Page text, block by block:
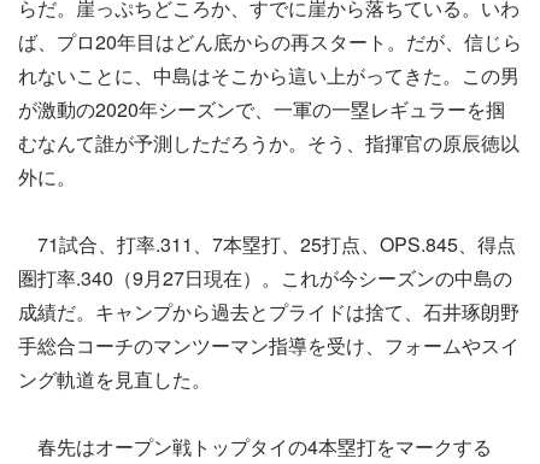
らだ。崖っぷちどころか、すでに崖から落ちている。いわ
ば、プロ20年目はどん底からの再スタート。だが、信じら
れないことに、中島はそこから這い上がってきた。この男
が激動の2020年シーズンで、一軍の一塁レギュラーを掴
むなんて誰が予測しただろうか。そう、指揮官の原辰徳以
外に。
71試合、打率.311、7本塁打、25打点、OPS.845、得点
圏打率.340（9月27日現在）。これが今シーズンの中島の
成績だ。キャンプから過去とプライドは捨て、石井琢朗野
手総合コーチのマンツーマン指導を受け、フォームやスイ
ング軌道を見直した。
春先はオープン戦トップタイの4本塁打をマークする